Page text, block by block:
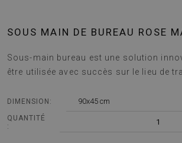
SOUS MAIN DE BUREAU ROSE
Sous-main bureau est une solution
être utilisée avec succès sur le lieu de
DIMENSION: 90x45 cm
QUANTITÉ
:
1